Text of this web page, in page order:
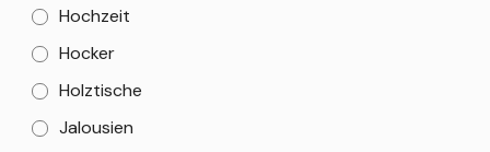
Hochzeit
Hocker
Holztische
Jalousien